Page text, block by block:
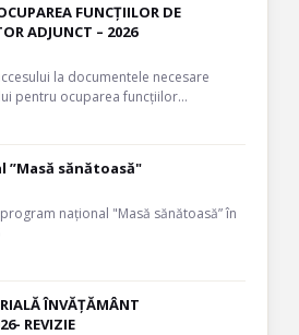
FUNCȚIILOR DE
ADJUNCT – 2026
la documentele necesare
pentru ocuparea funcțiilor…
”Masă sănătoasă"
național "Masă sănătoasă” în
ÎNVĂȚĂMÂNT
REVIZIE